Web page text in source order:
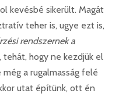
kevésbé sikerült. Magát
teher is, ugye ezt is,
rendszernek a
hogy ne kezdjük el
a rugalmasság felé
utat építünk, ott én